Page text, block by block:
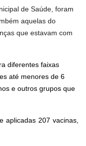
de Saúde, foram
aquelas do
que estavam com
diferentes faixas
até menores de 6
e outros grupos que
aplicadas 207 vacinas,